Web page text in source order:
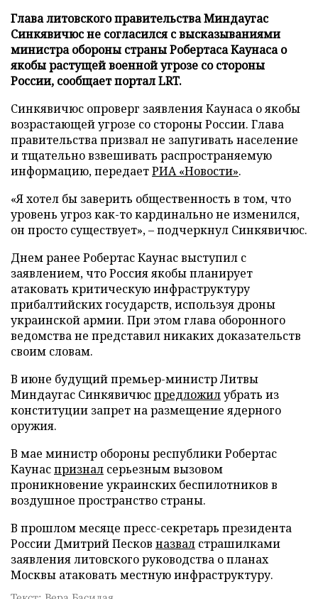
Глава литовского правительства Миндаугас
Синкявичюс не согласился с высказываниями
министра обороны страны Робертаса Каунаса о
якобы растущей военной угрозе со стороны
России, сообщает портал LRT.
Синкявичюс опроверг заявления Каунаса о якобы
возрастающей угрозе со стороны России. Глава
правительства призвал не запугивать население
и тщательно взвешивать распространяемую
информацию, передаетРИА «Новости».
«Я хотел бы заверить общественность в том, что
уровень угроз как-то кардинально не изменился,
он просто существует», – подчеркнул Синкявичюс.
Днем ранее Робертас Каунас выступил с
заявлением, что Россия якобы планирует
атаковать критическую инфраструктуру
прибалтийских государств, используя дроны
украинской армии. При этом глава оборонного
ведомства не представил никаких доказательств
своим словам.
В июне будущий премьер-министр Литвы
Миндаугас Синкявичюспредложилубрать из
конституции запрет на размещение ядерного
оружия.
В мае министр обороны республики Робертас
Каунаспризнал серьезным вызовом
проникновение украинских беспилотников в
воздушное пространство страны.
В прошлом месяце пресс-секретарь президента
России Дмитрий Песков назвал страшилками
заявления литовского руководства о планах
Москвы атаковать местную инфраструктуру.